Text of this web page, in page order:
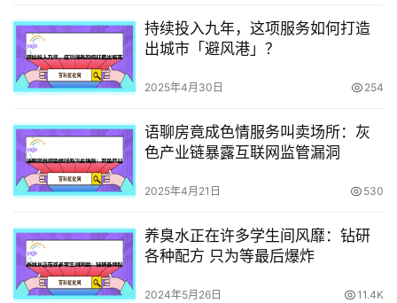
持续投入九年，这项服务如何打造
出城市「避风港」？
2025年4月30日 254
语聊房竟成色情服务叫卖场所：灰
色产业链暴露互联网监管漏洞
2025年4月21日 530
养臭水正在许多学生间风靡：钻研
各种配方 只为等最后爆炸
2024年5月26日 11.4K